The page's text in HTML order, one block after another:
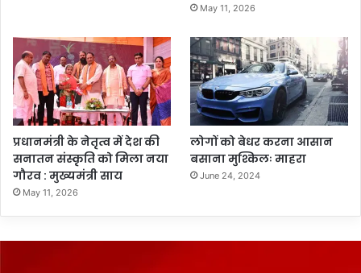
May 11, 2026
प्रधानमंत्री के नेतृत्व में देश की
सनातन संस्कृति को मिला नया
गौरव : मुख्यमंत्री साय
May 11, 2026
लोगों को बेधर करना आसान
बसाना मुश्किलः माहरा
June 24, 2024